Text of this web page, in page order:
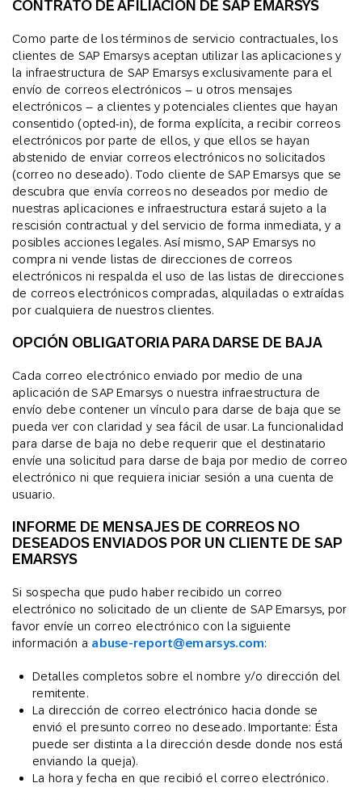
CONTRATO DE AFILIACIÓN DE SAP EMARSYS
Como parte de los términos de servicio contractuales, los
clientes de SAP Emarsys aceptan utilizar las aplicaciones y
la infraestructura de SAP Emarsys exclusivamente para el
envío de correos electrónicos – u otros mensajes
electrónicos – a clientes y potenciales clientes que hayan
consentido (opted-in), de forma explícita, a recibir correos
electrónicos por parte de ellos, y que ellos se hayan
abstenido de enviar correos electrónicos no solicitados
(correo no deseado). Todo cliente de SAP Emarsys que se
descubra que envía correos no deseados por medio de
nuestras aplicaciones e infraestructura estará sujeto a la
rescisión contractual y del servicio de forma inmediata, y a
posibles acciones legales. Así mismo, SAP Emarsys no
compra ni vende listas de direcciones de correos
electrónicos ni respalda el uso de las listas de direcciones
de correos electrónicos compradas, alquiladas o extraídas
por cualquiera de nuestros clientes.
OPCIÓN OBLIGATORIA PARA DARSE DE BAJA
Cada correo electrónico enviado por medio de una
aplicación de SAP Emarsys o nuestra infraestructura de
envío debe contener un vínculo para darse de baja que se
pueda ver con claridad y sea fácil de usar. La funcionalidad
para darse de baja no debe requerir que el destinatario
envíe una solicitud para darse de baja por medio de correo
electrónico ni que requiera iniciar sesión a una cuenta de
usuario.
INFORME DE MENSAJES DE CORREOS NO
DESEADOS ENVIADOS POR UN CLIENTE DE SAP
EMARSYS
Si sospecha que pudo haber recibido un correo
electrónico no solicitado de un cliente de SAP Emarsys, por
favor envíe un correo electrónico con la siguiente
información a abuse-report@emarsys.com:
Detalles completos sobre el nombre y/o dirección del
remitente.
La dirección de correo electrónico hacia donde se
envió el presunto correo no deseado. Importante: Ésta
puede ser distinta a la dirección desde donde nos está
enviando la queja).
La hora y fecha en que recibió el correo electrónico.